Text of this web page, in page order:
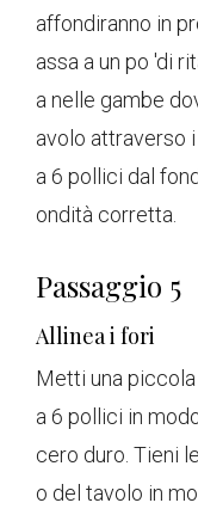
affondiranno in
assa a un po 'di
a nelle gambe
avolo attraverso
a 6 pollici dal
ondità corretta.
Passaggio 5
Allinea i fori
Metti una
a 6 pollici in
cero duro. Tieni
o del tavolo in